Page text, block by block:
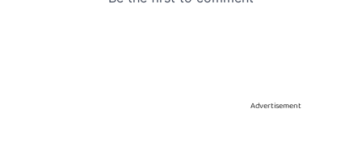
Advertisement